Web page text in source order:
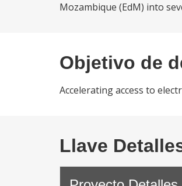
Mozambique (EdM) into
Objetivo de
Accelerating access to
Llave